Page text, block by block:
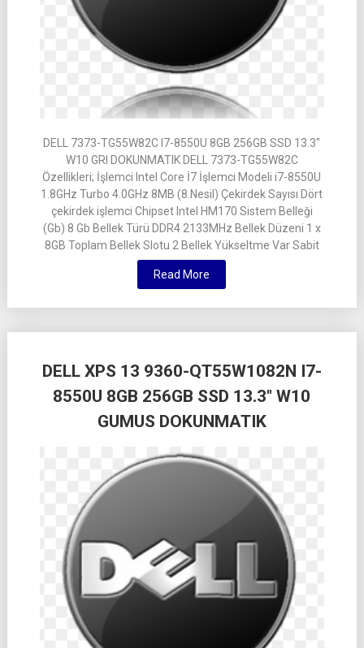
DELL 7373-TG55W82C I7-8550U 8GB 256GB SSD 13.3″
W10 GRI DOKUNMATIK DELL 7373-TG55W82C
Özellikleri; İşlemci Intel Core İ7 İşlemci Modeli i7-8550U
1.8GHz Turbo 4.0GHz 8MB (8.Nesil) Çekirdek Sayısı Dört
çekirdek işlemci Chipset Intel HM170 Sistem Belleği
(Gb) 8 Gb Bellek Türü DDR4 2133MHz Bellek Düzeni 1 x
8GB Toplam Bellek Slotu 2 Bellek Yükseltme Var Sabit
Read More
DELL XPS 13 9360-QT55W1082N I7-
8550U 8GB 256GB SSD 13.3″ W10
GUMUS DOKUNMATIK